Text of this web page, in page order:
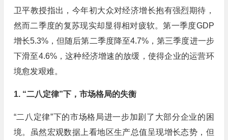
卫平教授指出，今年初大众对经济增长抱有强烈期待，
然而二季度的复苏现实却显得相对疲软。第一季度GDP
增长5.3%，但随后第二季度降至4.7%，第三季度进一步
下滑至4.6%，这种经济增速的放缓，使得企业的运营环
境愈发艰难。
1. “二八定律”下，市场格局的失衡
“二八定律”下的市场格局进一步加剧了大部分企业的困
境。虽然宏观数据上看地区生产总值呈现增长态势，但